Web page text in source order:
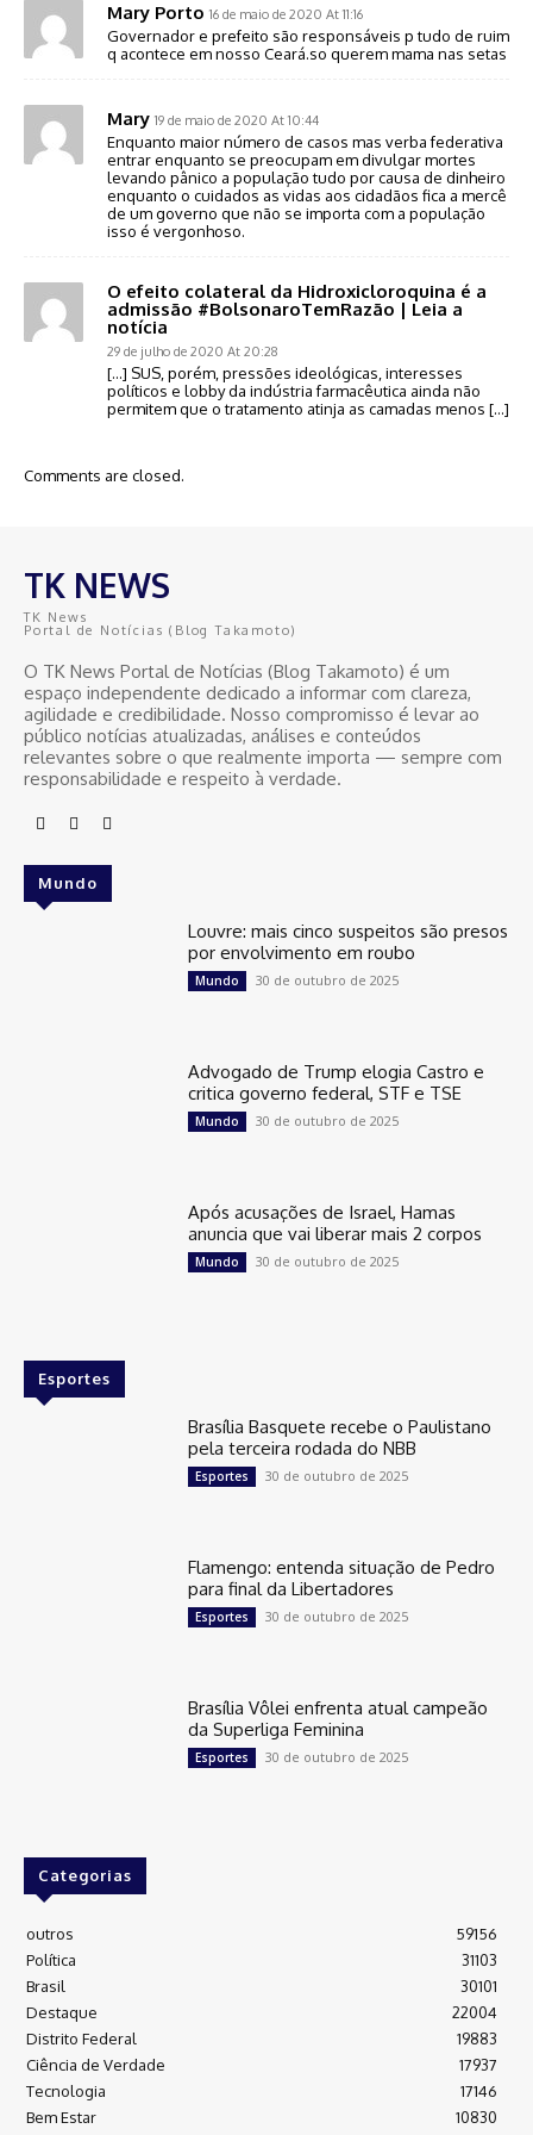
Mary Porto 16 de maio de 2020 At 11:16
Governador e prefeito são responsáveis p tudo de ruim
q acontece em nosso Ceará.so querem mama nas setas
Mary 19 de maio de 2020 At 10:44
Enquanto maior número de casos mas verba federativa
entrar enquanto se preocupam em divulgar mortes
levando pânico a população tudo por causa de dinheiro
enquanto o cuidados as vidas aos cidadãos fica a mercê
de um governo que não se importa com a população
isso é vergonhoso.
O efeito colateral da Hidroxicloroquina é a
admissão #BolsonaroTemRazão | Leia a
notícia
29 de julho de 2020 At 20:28
[…] SUS, porém, pressões ideológicas, interesses
políticos e lobby da indústria farmacêutica ainda não
permitem que o tratamento atinja as camadas menos […]
Comments are closed.
TK NEWS
TK News
Portal de Notícias (Blog Takamoto)
O TK News Portal de Notícias (Blog Takamoto) é um
espaço independente dedicado a informar com clareza,
agilidade e credibilidade. Nosso compromisso é levar ao
público notícias atualizadas, análises e conteúdos
relevantes sobre o que realmente importa — sempre com
responsabilidade e respeito à verdade.
Mundo
Louvre: mais cinco suspeitos são presos
por envolvimento em roubo
Mundo 30 de outubro de 2025
Advogado de Trump elogia Castro e
critica governo federal, STF e TSE
Mundo 30 de outubro de 2025
Após acusações de Israel, Hamas
anuncia que vai liberar mais 2 corpos
Mundo 30 de outubro de 2025
Esportes
Brasília Basquete recebe o Paulistano
pela terceira rodada do NBB
Esportes 30 de outubro de 2025
Flamengo: entenda situação de Pedro
para final da Libertadores
Esportes 30 de outubro de 2025
Brasília Vôlei enfrenta atual campeão
da Superliga Feminina
Esportes 30 de outubro de 2025
Categorias
outros
59156
Política
31103
Brasil
30101
Destaque
22004
Distrito Federal
19883
Ciência de Verdade
17937
Tecnologia
17146
Bem Estar
10830